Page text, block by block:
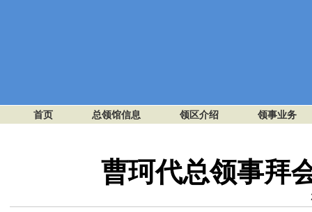
首页 总领馆信息 领区介绍 领事业务
曹珂代总领事拜